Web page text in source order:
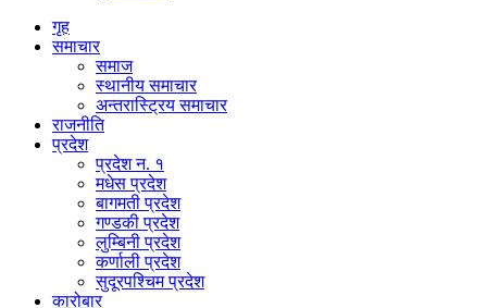
गृह
समाचार
समाज
स्थानीय समाचार
अन्तरास्ट्रिय समाचार
राजनीति
प्रदेश
प्रदेश न. १
मधेस प्रदेश
बागमती प्रदेश
गण्डकी प्रदेश
लुम्बिनी प्रदेश
कर्णाली प्रदेश
सुदूरपश्चिम प्रदेश
कारोबार